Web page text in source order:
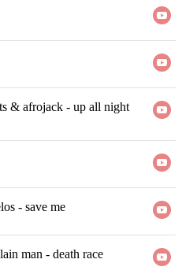
& afrojack - up all night
- save me
man - death race